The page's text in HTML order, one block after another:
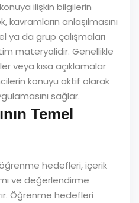
ilişkin bilgilerin
anlaşılmasını
ya da grup çalışmaları
materyalidir. Genellikle
veya kısa açıklamalar
konuyu aktif olarak
sağlar.
Temel
öğrenme hedefleri, içerik
ve değerlendirme
Öğrenme hedefleri